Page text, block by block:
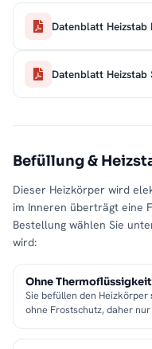
Datenblatt Heizstab
Datenblatt Heizstab
Befüllung &
Dieser Heizkörper wird
im Inneren überträgt eine
Bestellung wählen Sie
wird:
Ohne Thermoflüssigkeit
Sie befüllen den Heizkörper
ohne Frostschutz, daher